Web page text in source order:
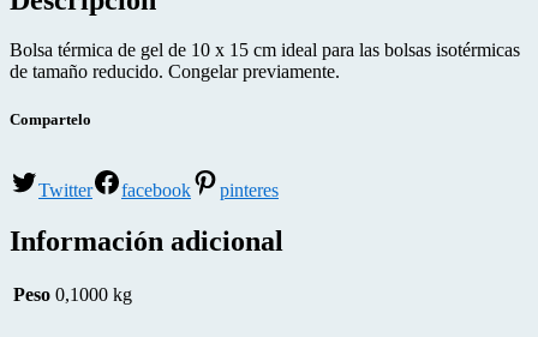
Bolsa térmica de gel de 10 x 15 cm ideal para las bolsas isotérmicas
de tamaño reducido. Congelar previamente.
Compartelo
Twitter facebook pinteres
Información adicional
Peso 0,1000 kg